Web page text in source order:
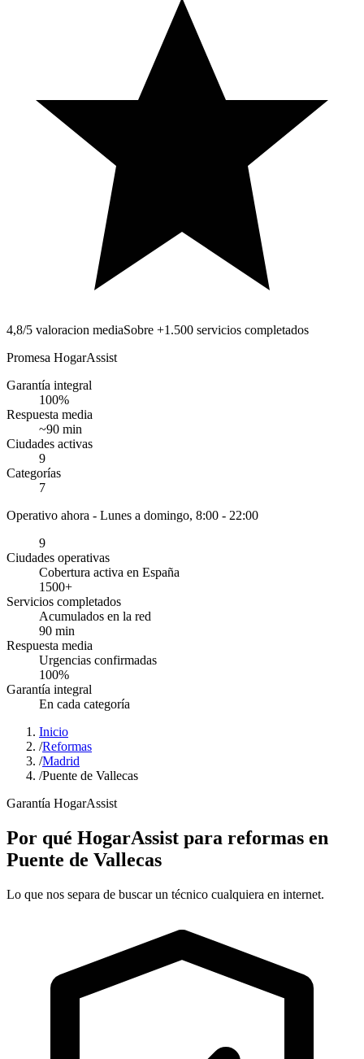
4,8/5 valoracion mediaSobre +1.500 servicios completados
Promesa HogarAssist
Garantía integral
100%
Respuesta media
~90 min
Ciudades activas
9
Categorías
7
Operativo ahora - Lunes a domingo, 8:00 - 22:00
9
Ciudades operativas
Cobertura activa en España
1500+
Servicios completados
Acumulados en la red
90 min
Respuesta media
Urgencias confirmadas
100%
Garantía integral
En cada categoría
Inicio
/Reformas
/Madrid
/Puente de Vallecas
Garantía HogarAssist
Por qué HogarAssist para reformas en
Puente de Vallecas
Lo que nos separa de buscar un técnico cualquiera en internet.